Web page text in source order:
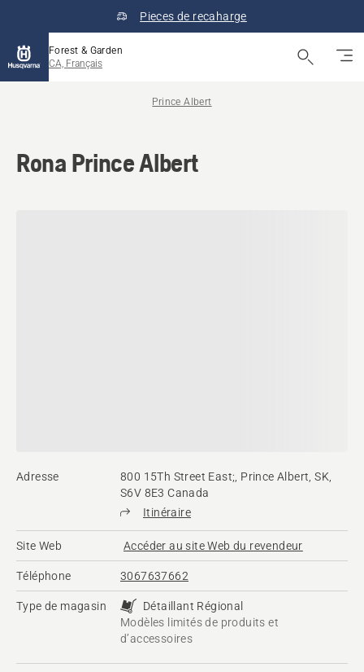
Pieces de recaharge
Forest & Garden
CA, Français
Prince Albert
Rona Prince Albert
Adresse
800 15Th Street East;, Prince Albert, SK,
S6V 8E3 Canada
Itinéraire
Site Web Accéder au site Web du revendeur
Téléphone 3067637662
Type de magasin
Détaillant Régional
Modèles limités de produits et
d’accessoires